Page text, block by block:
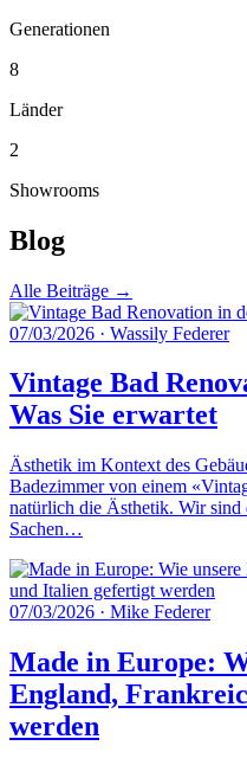
Generationen
8
Länder
2
Showrooms
Blog
Alle Beiträge →
07/03/2026 · Wassily Federer
Vintage Bad
Was Sie erwartet
Ästhetik im Kontext des
Badezimmer von einem
natürlich die Ästhetik. Wir sind
Sachen…
07/03/2026 · Mike Federer
Made in Europe:
England,
werden